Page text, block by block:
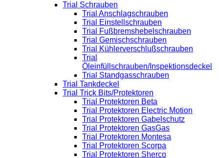
Trial Schrauben
Trial Anschlagschrauben
Trial Einstellschrauben
Trial Fußbremshebelschrauben
Trial Gemischschrauben
Trial Kühlerverschlußschrauben
Trial
Öleinfüllschrauben/Inspektionsdeckel
Trial Standgasschrauben
Trial Tankdeckel
Trial Trick Bits/Protektoren
Trial Protektoren Beta
Trial Protektoren Electric Motion
Trial Protektoren Gabelschutz
Trial Protektoren GasGas
Trial Protektoren Montesa
Trial Protektoren Scorpa
Trial Protektoren Sherco